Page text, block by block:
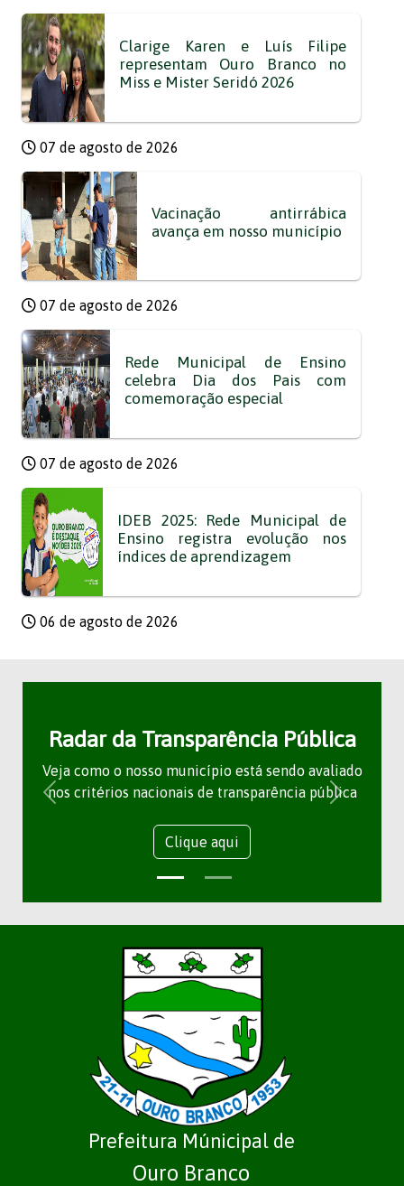
Clarige Karen e Luís Filipe
representam Ouro Branco no
Miss e Mister Seridó 2026
07 de agosto de 2026
Vacinação antirrábica
avança em nosso município
07 de agosto de 2026
Rede Municipal de Ensino
celebra Dia dos Pais com
comemoração especial
07 de agosto de 2026
IDEB 2025: Rede Municipal de
Ensino registra evolução nos
índices de aprendizagem
06 de agosto de 2026
Radar da Transparência Pública
Veja como o nosso município está sendo avaliado
nos critérios nacionais de transparência pública
Clique aqui
Prefeitura Múnicipal de
Ouro Branco